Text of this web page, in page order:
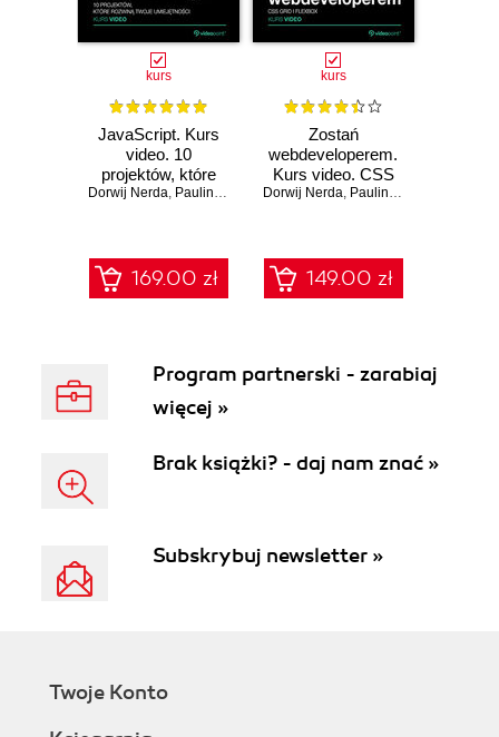
kurs
JavaScript. Kurs
video. 10
projektów, które
rozwiną Twoje
Dorwij Nerda, Paulina Olszewska
169.00 zł
kurs
Zostań
webdeveloperem.
Kurs video. CSS
Grid i Flexbox
Dorwij Nerda, Paulina Olszewska
149.00 zł
Program partnerski - zarabiaj
więcej »
Brak książki? - daj nam znać »
Subskrybuj newsletter »
Twoje Konto